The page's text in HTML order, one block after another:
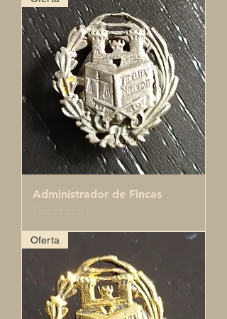
Administrador de Fincas
Oferta